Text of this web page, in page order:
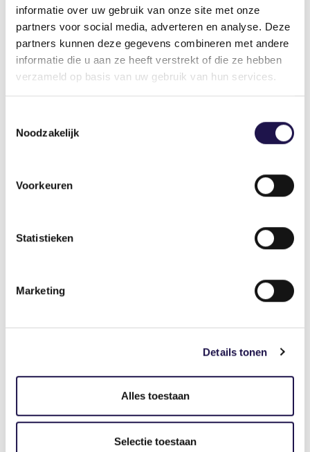
informatie over uw gebruik van onze site met onze
partners voor social media, adverteren en analyse. Deze
partners kunnen deze gegevens combineren met andere
informatie die u aan ze heeft verstrekt of die ze hebben
verzameld op basis van uw gebruik van hun services.
Noodzakelijk
Voorkeuren
Statistieken
Marketing
Details tonen
Alles toestaan
Selectie toestaan
Het gepubliceerde normenkader voor de Wtta
gaat op 1 januari 2027 in. De handhaving start op 1
januari 2028.
Wtta: overgangsrecht én een
belangrijke rol voor inleners